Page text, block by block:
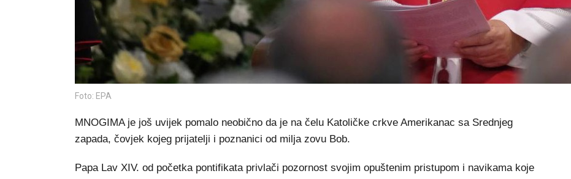
Foto: EPA
MNOGIMA je još uvijek pomalo neobično da je na čelu Katoličke crkve Amerikanac sa Srednjeg
zapada, čovjek kojeg prijatelji i poznanici od milja zovu Bob.
Papa Lav XIV. od početka pontifikata privlači pozornost svojim opuštenim pristupom i navikama koje